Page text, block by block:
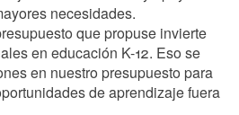
necesidades.
que propuse invierte
en educación K-12. Eso se
en nuestro presupuesto para
de aprendizaje fuera